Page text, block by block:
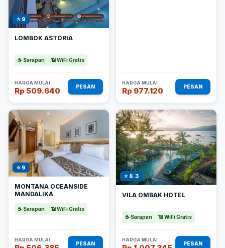
⭐ 9
LOMBOK ASTORIA
☕ Sarapan 📶 WiFi Gratis
HARGA MULAI
Rp 509.640 PESAN
HARGA MULAI
Rp 977.120 PESAN
⭐ 9
MONTANA OCEANSIDE
MANDALIKA
☕ Sarapan 📶 WiFi Gratis
HARGA MULAI
PESAN
⭐ 8.3
VILA OMBAK HOTEL
☕ Sarapan 📶 WiFi Gratis
HARGA MULAI
PESAN